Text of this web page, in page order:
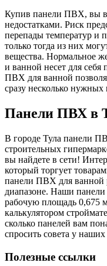
Купив панели ПВХ, вы
недостатками. Риск
перепады температур и
только тогда из них
вещества. Нормальное
и ванной несет для
ПВХ для ванной
сразу несколько нужных
Панели ПВХ в
В городе Тула панели
строительных
вы найдете в сети!
который торгует
панели ПВХ для ванной
диапазоне. Наши
рабочую площадь 0,675
калькулятором
сколько панелей вам
спросить совета у
Полезные ссылки